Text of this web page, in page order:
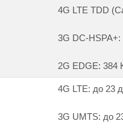
4G LTE TDD
3G DC-
2G EDGE: 384
4G LTE: до 23
3G UMTS: до